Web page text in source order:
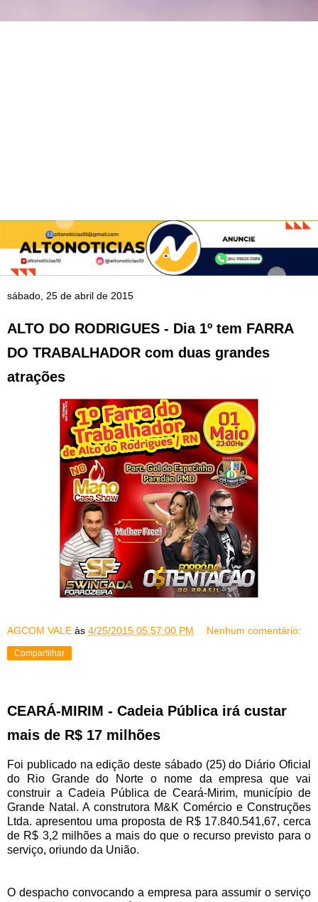
sábado, 25 de abril de 2015
ALTO DO RODRIGUES - Dia 1º tem FARRA
DO TRABALHADOR com duas grandes
atrações
AGCOM VALE às 4/25/2015 05:57:00 PM Nenhum comentário:
Compartilhar
CEARÁ-MIRIM - Cadeia Pública irá custar
mais de R$ 17 milhões
Foi publicado na edição deste sábado (25) do Diário Oficial
do Rio Grande do Norte o nome da empresa que vai
construir a Cadeia Pública de Ceará-Mirim, município de
Grande Natal. A construtora M&K Comércio e Construções
Ltda. apresentou uma proposta de R$ 17.840.541,67, cerca
de R$ 3,2 milhões a mais do que o recurso previsto para o
serviço, oriundo da União.
O despacho convocando a empresa para assumir o serviço